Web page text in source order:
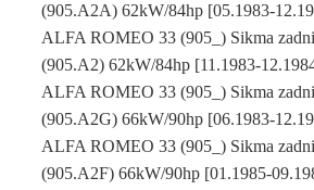
(905.A2A) 62kW/84hp [05.1983-
ALFA ROMEO 33 (905_) Sikma
(905.A2) 62kW/84hp [11.1983-
ALFA ROMEO 33 (905_) Sikma
(905.A2G) 66kW/90hp [06.1983-
ALFA ROMEO 33 (905_) Sikma
(905.A2F) 66kW/90hp [01.1985-